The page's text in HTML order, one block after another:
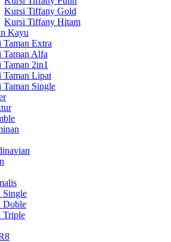
Kursi Tiffany Gold
Kursi Tiffany Hitam
Kayu
Taman Extra
Taman Alfa
2in1
Taman Lipat
Taman Single
Single
Doble
Triple